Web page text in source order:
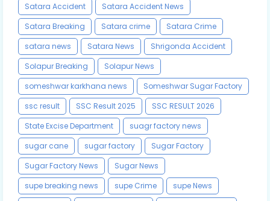
Satara Accident
Satara Accident News
Satara Breaking
Satara crime
Satara Crime
satara news
Satara News
Shrigonda Accident
Solapur Breaking
Solapur News
someshwar karkhana news
Someshwar Sugar Factory
ssc result
SSC Result 2025
SSC RESULT 2026
State Excise Department
suagr factory news
sugar cane
sugar factory
Sugar Factory
Sugar Factory News
Sugar News
supe breaking news
supe Crime
supe News